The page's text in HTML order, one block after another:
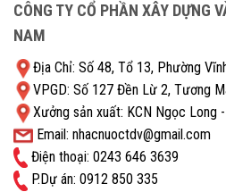
CÔNG TY CỔ PHẦN XÂY DỰNG
NAM
Địa Chỉ: Số 48, Tổ 13, Phường
VPGD: Số 127 Đền Lừ 2, Tương
Xưởng sản xuất: KCN Ngọc Long
Email: nhacnuoctdv@gmail.com
Điện thoại: 0243 646 3639
P.Dự án: 0912 850 335